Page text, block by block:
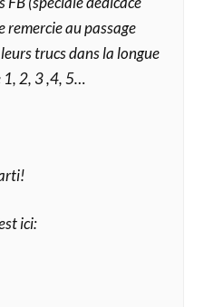
remercie au passage
trucs dans la longue
1, 2, 3 ,4, 5…
ici: